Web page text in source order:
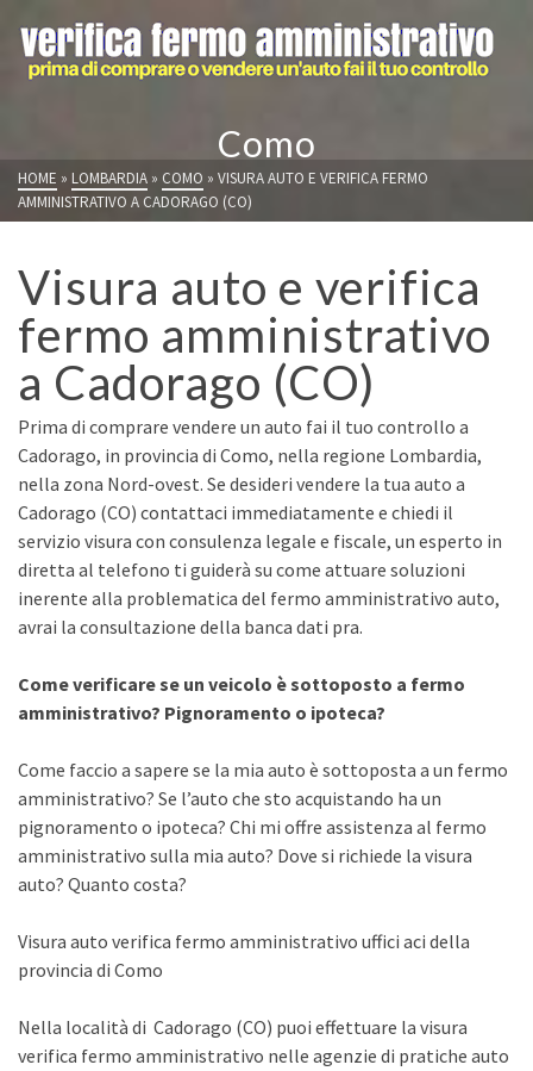
Como
HOME » LOMBARDIA » COMO » VISURA AUTO E VERIFICA FERMO
AMMINISTRATIVO A CADORAGO (CO)
Visura auto e verifica
fermo amministrativo
a Cadorago (CO)
Prima di comprare vendere un auto fai il tuo controllo a
Cadorago, in provincia di Como, nella regione Lombardia,
nella zona Nord-ovest. Se desideri vendere la tua auto a
Cadorago (CO) contattaci immediatamente e chiedi il
servizio visura con consulenza legale e fiscale, un esperto in
diretta al telefono ti guiderà su come attuare soluzioni
inerente alla problematica del fermo amministrativo auto,
avrai la consultazione della banca dati pra.
Come verificare se un veicolo è sottoposto a fermo
amministrativo? Pignoramento o ipoteca?
Come faccio a sapere se la mia auto è sottoposta a un fermo
amministrativo? Se l’auto che sto acquistando ha un
pignoramento o ipoteca? Chi mi offre assistenza al fermo
amministrativo sulla mia auto? Dove si richiede la visura
auto? Quanto costa?
Visura auto verifica fermo amministrativo uffici aci della
provincia di Como
Nella località di Cadorago (CO) puoi effettuare la visura
verifica fermo amministrativo nelle agenzie di pratiche auto